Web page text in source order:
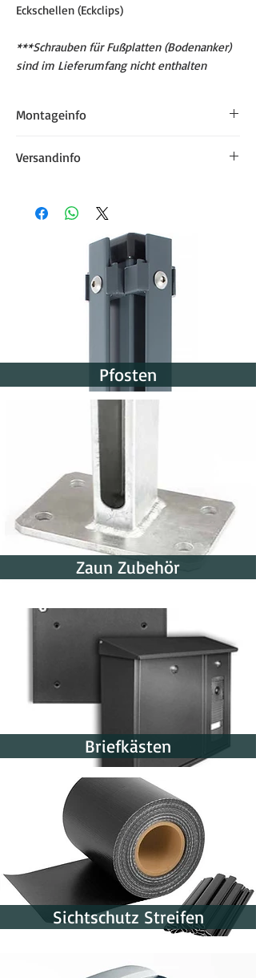
Eckschellen (Eckclips)
***Schrauben für Fußplatten (Bodenanker)
sind im Lieferumfang nicht enthalten
Montageinfo
Zaunpfosten, für eine 2500 mm breite
Pfosten-Achsenabstand (Abstand
zwischen zwei Pfostenmittelpunkten):
Versandinfo
Versand: ca. 4 Werktage nach erfolgter
(bis zu 33 Werktagen)
Pfosten
Zaun Zubehör
Briefkästen
Sichtschutz Streifen